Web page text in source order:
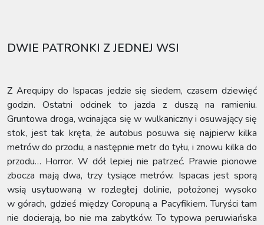
DWIE PATRONKI Z JEDNEJ WSI
Z Arequipy do Ispacas jedzie się siedem, czasem dziewięć
godzin. Ostatni odcinek to jazda z duszą na ramieniu.
Gruntowa droga, wcinająca się w wulkaniczny i osuwający się
stok, jest tak kręta, że autobus posuwa się najpierw kilka
metrów do przodu, a następnie metr do tyłu, i znowu kilka do
przodu… Horror. W dół lepiej nie patrzeć. Prawie pionowe
zbocza mają dwa, trzy tysiące metrów. Ispacas jest sporą
wsią usytuowaną w rozległej dolinie, położonej wysoko
w górach, gdzieś między Coropuną a Pacyfikiem. Turyści tam
nie docierają, bo nie ma zabytków. To typowa peruwiańska